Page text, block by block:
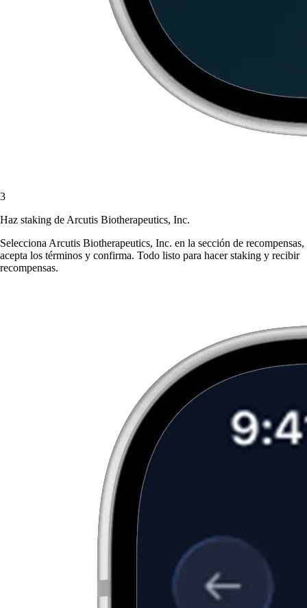
3
Haz staking de Arcutis Biotherapeutics, Inc.
Selecciona Arcutis Biotherapeutics, Inc. en la sección de recompensas,
acepta los términos y confirma. Todo listo para hacer staking y recibir
recompensas.